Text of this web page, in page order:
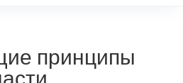
принципы